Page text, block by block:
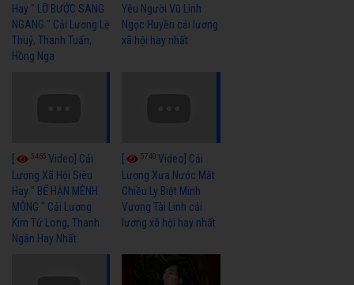
Hay " LỠ BƯỚC SANG
NGANG " Cải Lương Lệ
Thuỷ, Thanh Tuấn,
Hồng Nga
Yêu Người Vũ Linh
Ngọc Huyền cải lương
xã hội hay nhất
5465 Video] Cải
Lương Xã Hội Siêu
Hay " BỂ HẬN MÊNH
MÔNG " Cải Lương
Kim Tử Long, Thanh
Ngân Hay Nhất
5740Video] Cải
Lương Xưa Nước Mắt
Chiều Ly Biệt Minh
Vương Tài Linh cải
lương xã hội hay nhất